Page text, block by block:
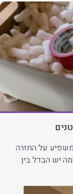
משפיע על החזרה
יש הבדל בין